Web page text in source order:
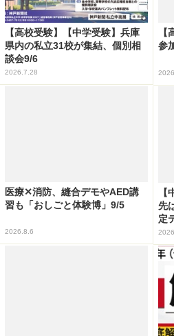
【高校受験】【中学受験】兵庫
県内の私立31校が集結、個別相
談会9/6
2026.7.28
参
医療✕消防、縫合デモやAED講
習も「おしごと体験博」9/5
2026.8.6
先
定